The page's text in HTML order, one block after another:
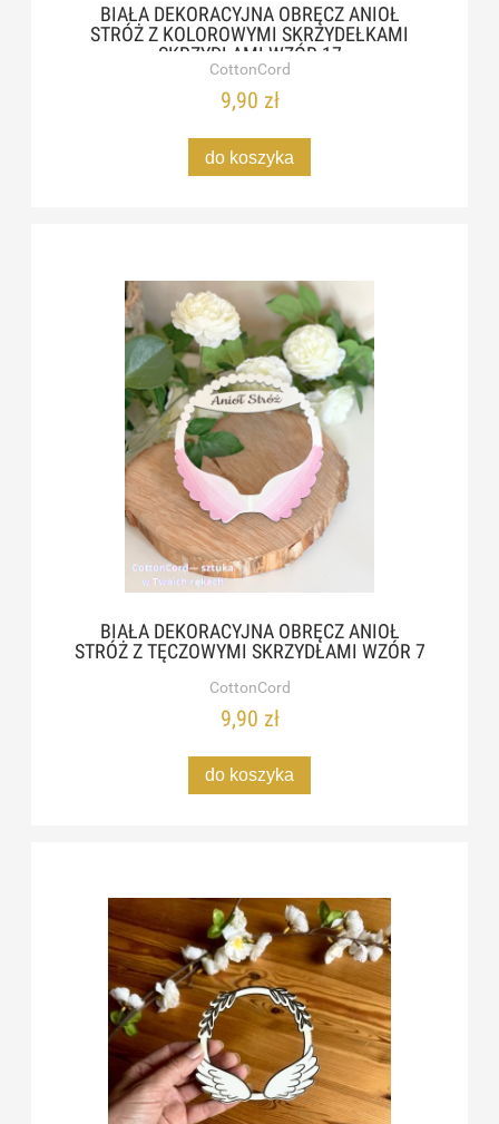
BIAŁA DEKORACYJNA OBRĘCZ ANIOŁ
STRÓŻ Z KOLOROWYMI SKRZYDEŁKAMI
SKRZYDŁAMI WZÓR 17
CottonCord
9,90 zł
do koszyka
BIAŁA DEKORACYJNA OBRĘCZ ANIOŁ
STRÓŻ Z TĘCZOWYMI SKRZYDŁAMI WZÓR 7
CottonCord
9,90 zł
do koszyka